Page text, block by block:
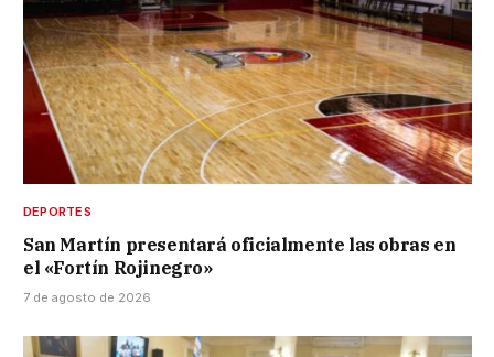
DEPORTES
San Martín presentará oficialmente las obras en
el «Fortín Rojinegro»
7 de agosto de 2026